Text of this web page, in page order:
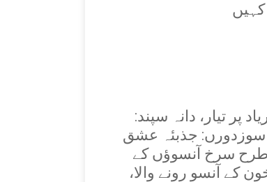
پر تیار، دانہ سپند:
سوزدورں: جذبئہ عشق
سرخ آنسوؤں کے
کے آنسو رونے والا،